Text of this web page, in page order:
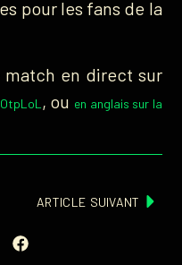
pour les fans de la
match en direct sur
, ou en anglais sur la
ARTICLE SUIVANT